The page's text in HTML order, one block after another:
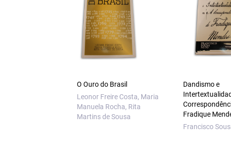
O Ouro do Brasil
Leonor Freire Costa, Maria
Manuela Rocha, Rita
Martins de Sousa
Dandismo e
Fradique
Francisco